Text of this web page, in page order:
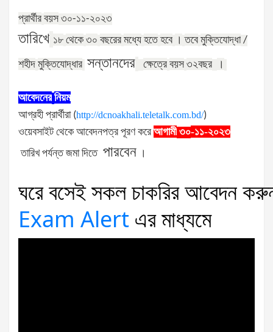
প্রার্থীর বয়স ৩০-১১-২০২৩
তারিখে ১৮ থেকে ৩০ বছরের মধ্যে হতে হবে । তবে মুক্তিযোদ্ধা /
শহীদ মুক্তিযোদ্ধার সন্তানদের ক্ষেত্রে বয়স ৩২বছর ।
আবেদনের নিয়ম
আগ্রহী প্রার্থীরা(http://dcnoakhali.teletalk.com.bd/)
ওয়েবসাইট থেকে আবেদনপত্র পূরণ করে আগামী ৩০-১১-২০২৩
তারিখ পর্যন্ত জমা দিতে পারবেন ।
ঘরে বসেই সকল চাকরির আবেদন
Exam Alert এর মাধ্যমে